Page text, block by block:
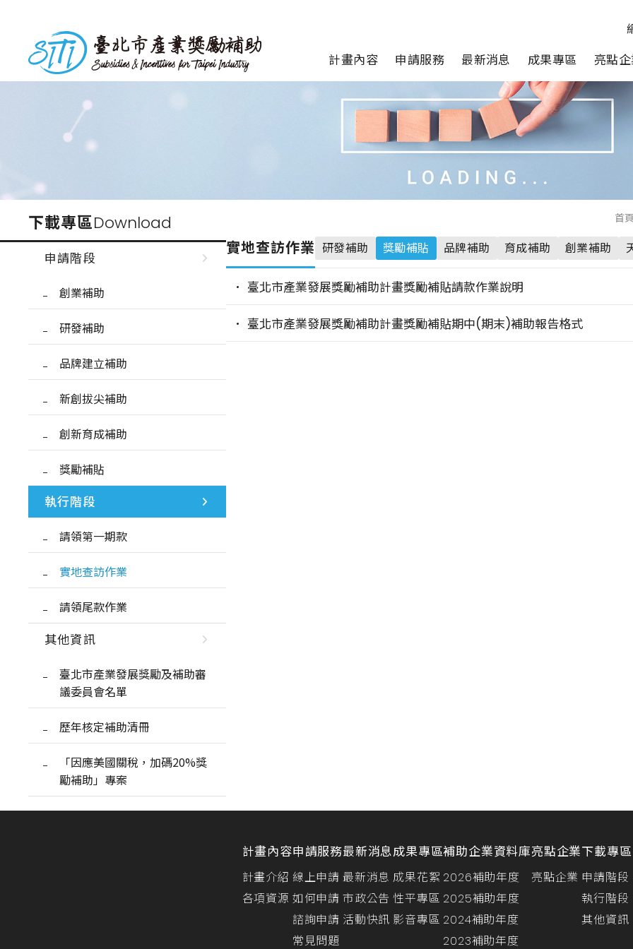
內
台北市產業獎勵補助
計畫內容 申請服務 最新消息 成果專區 亮點
下載專區Download
申請階段
創業補助
研發補助
品牌建立補助
新創拔尖補助
創新育成補助
獎勵補貼
執行階段
請領第一期款
實地查訪作業
請領尾款作業
其他資訊
臺北市產業發展獎勵及補助審
議委員會名單
歷年核定補助清冊
「因應美國關稅，加碼20%獎
勵補助」專案
首頁
實地查訪作業 研發補助 獎勵補貼 品牌補助 育成補助 創業補助
臺北市產業發展獎勵補助計畫獎勵補貼請款作業說明
臺北市產業發展獎勵補助計畫獎勵補貼期中(期末)補助報告格式
計畫內容
計畫介紹
各項資源
申請服務
線上申請
如何申請
諮詢申請
常見問題
最新消息
最新消息
市政公告
活動快訊
成果專區
成果花絮
性平專區
影音專區
補助企業資料庫
2026補助年度
2025補助年度
2024補助年度
2023補助年度
亮點企業
亮點企業
下載專區
申請階段
執行階段
其他資訊